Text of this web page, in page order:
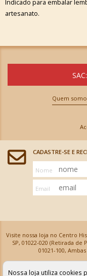
Indicado para embalar
artesanato.
SAC:
Quem
CADASTRE-SE E
Nome
Email
Visite nossa loja no Centro
SP, 01022-020 (Retirada
01021-100,
Armarinhos
Nossa loja utiliza cookies